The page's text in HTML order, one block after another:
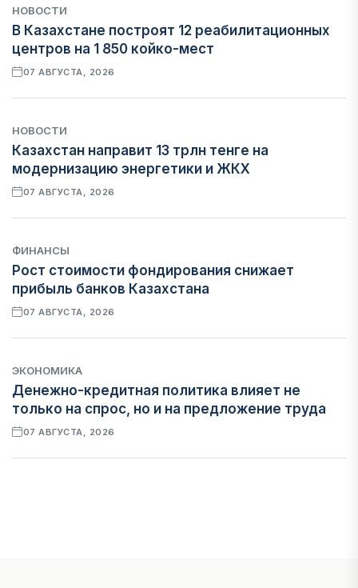
НОВОСТИ
В Казахстане построят 12 реабилитационных
центров на 1 850 койко-мест
07 АВГУСТА, 2026
НОВОСТИ
Казахстан направит 13 трлн тенге на
модернизацию энергетики и ЖКХ
07 АВГУСТА, 2026
ФИНАНСЫ
Рост стоимости фондирования снижает
прибыль банков Казахстана
07 АВГУСТА, 2026
ЭКОНОМИКА
Денежно-кредитная политика влияет не
только на спрос, но и на предложение труда
07 АВГУСТА, 2026